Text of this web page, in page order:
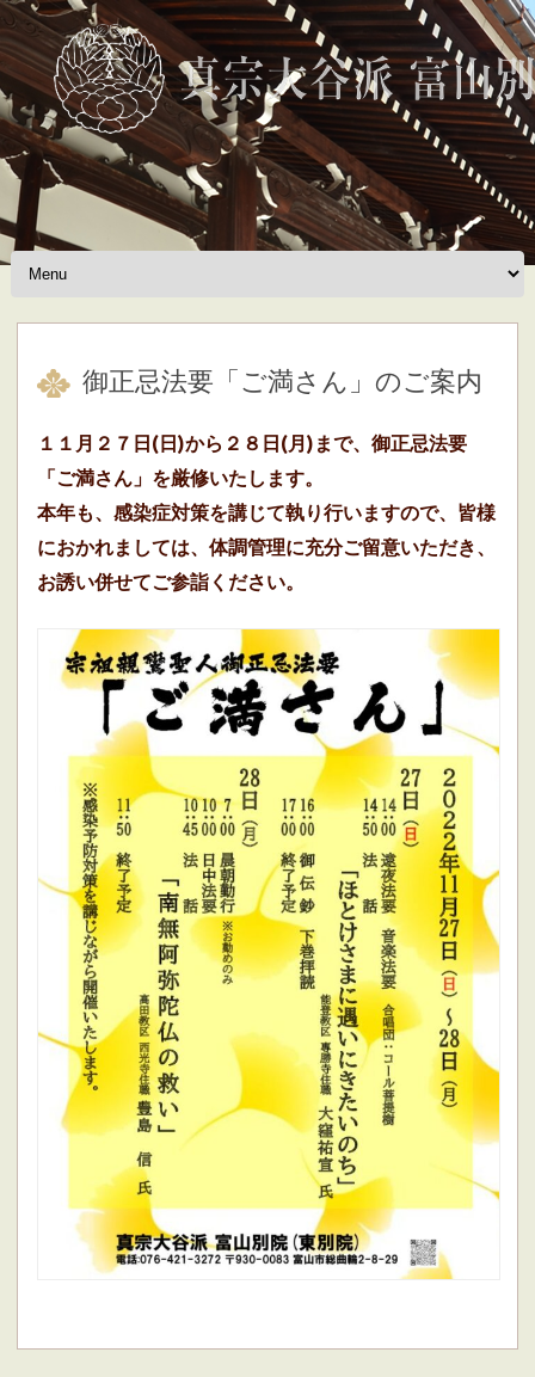
Skip to content
御正忌法要「ご満さん」のご案内
１１月２７日(日)から２８日(月)まで、御正忌法要
「ご満さん」を厳修いたします。
本年も、感染症対策を講じて執り行いますので、皆様
におかれましては、体調管理に充分ご留意いただき、
お誘い併せてご参詣ください。